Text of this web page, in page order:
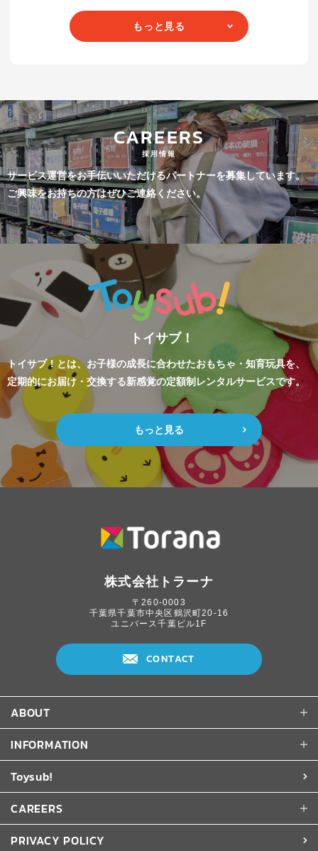
もっと見る
CAREERS
採用情報
サービス運営をお手伝いいただけるパートナーを募集しています。
ご興味をお持ちの方はぜひご連絡ください。
トイサブ！
トイサブ！とは、お子様の成長に合わせたおもちゃ・知育玩具を、
定期的にお届け・交換する新感覚の定額制レンタルサービスです。
もっと見る
株式会社トラーナ
〒260-0003
千葉県千葉市中央区鶴沢町20-16
ユニバース千葉ビル1F
CONTACT
ABOUT
INFORMATION
Toysub!
CAREERS
PRIVACY POLICY